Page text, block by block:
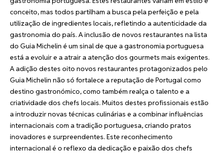
conceito, mas todos partilham a busca pela perfeição e pela
utilização de ingredientes locais, refletindo a autenticidade da
gastronomia do país. A inclusão de novos restaurantes na lista
do Guia Michelin é um sinal de que a gastronomia portuguesa
está a evoluir e a atrair a atenção dos gourmets mais exigentes.
A adição destes oito novos restaurantes protagonizados pelo
Guia Michelin não só fortalece a reputação de Portugal como
destino gastronómico, como também realça o talento e a
criatividade dos chefs locais. Muitos destes profissionais estão
a introduzir novas técnicas culinárias e a combinar influências
internacionais com a tradição portuguesa, criando pratos
inovadores e surpreendentes. Este reconhecimento
internacional é o reflexo da dedicação e paixão dos chefs